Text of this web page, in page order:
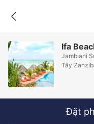
Ifa
Jambiani
Tây
Đặt